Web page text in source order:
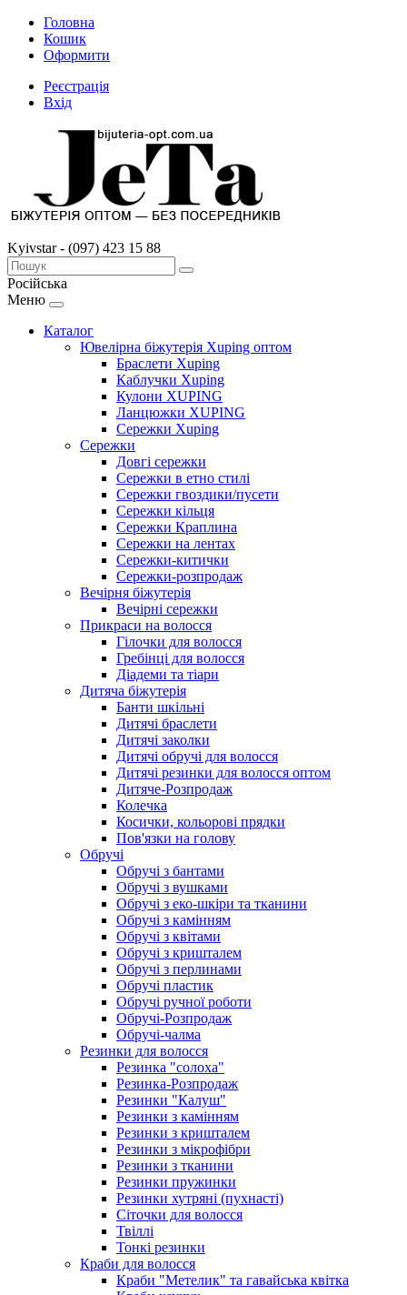
Головна
Кошик
Оформити
Реєстрація
Вхід
Kyivstar - (097) 423 15 88
Російська
Меню
Каталог
Ювелірна біжутерія Xuping оптом
Браслети Xuping
Каблучки Xuping
Кулони XUPING
Ланцюжки XUPING
Сережки Xuping
Сережки
Довгі сережки
Сережки в етно стилі
Сережки гвоздики/пусети
Сережки кільця
Сережки Краплина
Сережки на лентах
Сережки-китички
Сережки-розпродаж
Вечірня біжутерія
Вечірні сережки
Прикраси на волосся
Гілочки для волосся
Гребінці для волосся
Діадеми та тіари
Дитяча біжутерія
Банти шкільні
Дитячі браслети
Дитячі заколки
Дитячі обручі для волосся
Дитячі резинки для волосся оптом
Дитяче-Розпродаж
Колечка
Косички, кольорові прядки
Пов'язки на голову
Обручі
Обручі з бантами
Обручі з вушками
Обручі з еко-шкіри та тканини
Обручі з камінням
Обручі з квітами
Обручі з кришталем
Обручі з перлинами
Обручі пластик
Обручі ручної роботи
Обручі-Розпродаж
Обручі-чалма
Резинки для волосся
Резинка "солоха"
Резинка-Розпродаж
Резинки "Калуш"
Резинки з камінням
Резинки з кришталем
Резинки з мікрофібри
Резинки з тканини
Резинки пружинки
Резинки хутряні (пухнасті)
Сіточки для волосся
Твіллі
Тонкі резинки
Краби для волосся
Краби "Метелик" та гавайська квітка